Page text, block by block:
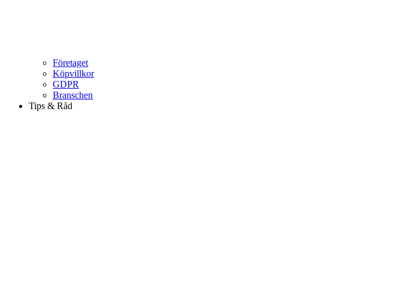
Företaget
Köpvillkor
GDPR
Branschen
Tips & Råd